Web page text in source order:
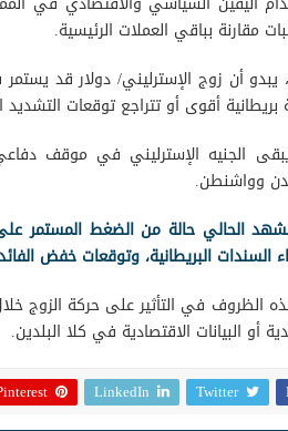
مقارنة بباقي العملات الرئيسية.
أن زوج الإسترليني/ دولار قد
بريطانية أقوى أو تتراجع توقعات
الجنيه الإسترليني في موقف
وواشنطن.
الحالي حالة من الضغط المستمر على
السندات البريطانية، وتوقعات خفض
الظروف في التأثير على حركة الزوج
أو البيانات الاقتصادية في كلا البلدين.
Twitter
LinkedIn